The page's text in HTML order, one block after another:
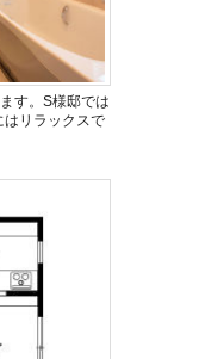
す。S様邸では
リラックスで